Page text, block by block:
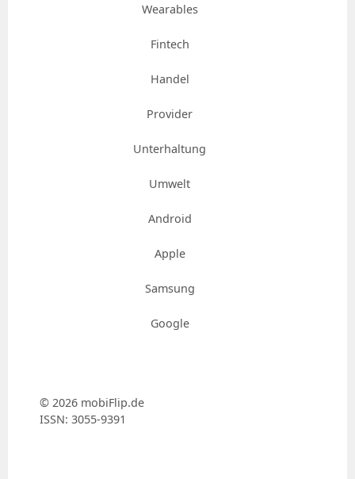
Wearables
Fintech
Handel
Provider
Unterhaltung
Umwelt
Android
Apple
Samsung
Google
© 2026 mobiFlip.de
ISSN: 3055-9391